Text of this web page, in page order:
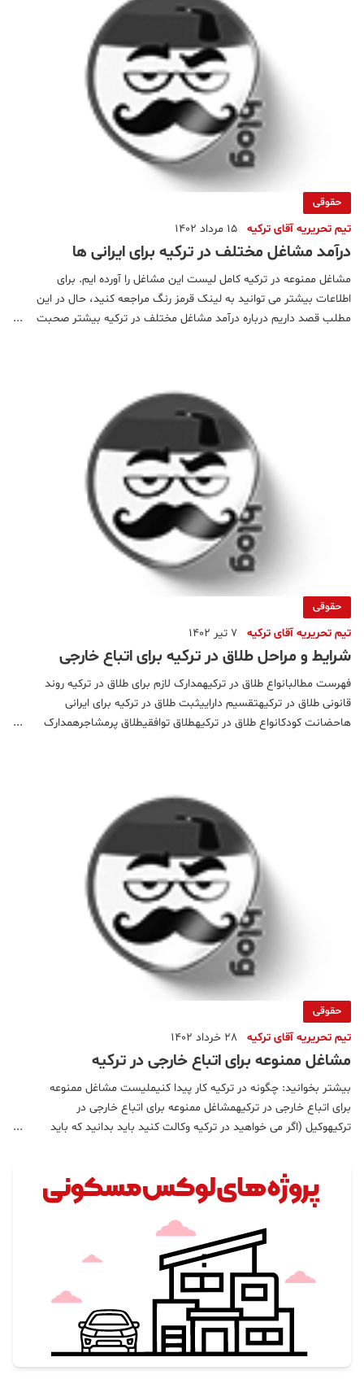
حقوقی
تیم تحریریه آقای ترکیه 15 مرداد 1402
درآمد مشاغل مختلف در ترکیه برای ایرانی ها
مشاغل ممنوعه در ترکیه کامل لیست این مشاغل را آورده ایم. برای
اطلاعات بیشتر می توانید به لینک قرمز رنگ مراجعه کنید، حال در این
مطلب قصد داریم درباره درآمد مشاغل مختلف در ترکیه بیشتر صحبت
حقوقی
تیم تحریریه آقای ترکیه 7 تیر 1402
شرایط و مراحل طلاق در ترکیه برای اتباع خارجی
فهرست مطالبانواع طلاق در ترکیهمدارک لازم برای طلاق در ترکیه روند
قانونی طلاق در ترکیهتقسیم داراییثبت طلاق در ترکیه برای ایرانی
هاحضانت کودکانواع طلاق در ترکیهطلاق توافقیطلاق پرمشاجرهمدارک
حقوقی
تیم تحریریه آقای ترکیه 28 خرداد 1402
مشاغل ممنوعه برای اتباع خارجی در ترکیه
بیشتر بخوانید: چگونه در ترکیه کار پیدا کنیملیست مشاغل ممنوعه
برای اتباع خارجی در ترکیهمشاغل ممنوعه برای اتباع خارجی در
ترکیهوکیل (اگر می خواهید در ترکیه وکالت کنید باید بدانید که باید